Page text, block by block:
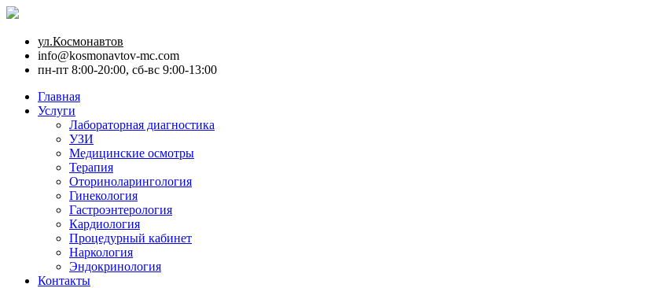
ул.Космонавтов
info@kosmonavtov-mc.com
пн-пт 8:00-20:00, сб-вс 9:00-13:00
Главная
Услуги
Лабораторная диагностика
УЗИ
Медицинские осмотры
Терапия
Оториноларингология
Гинекология
Гастроэнтерология
Кардиология
Процедурный кабинет
Наркология
Эндокринология
Контакты